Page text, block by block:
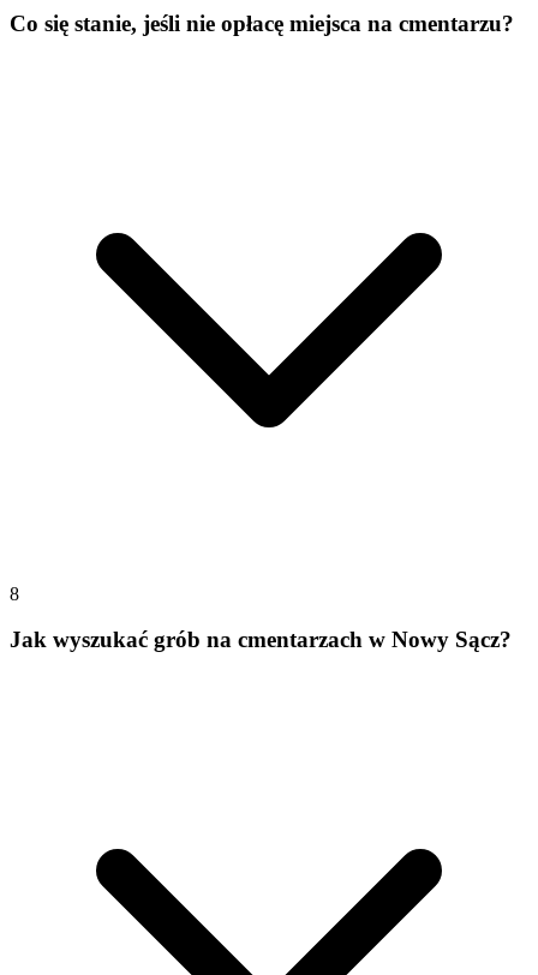
Co się stanie, jeśli nie opłacę miejsca na cmentarzu?
8
Jak wyszukać grób na cmentarzach w Nowy Sącz?